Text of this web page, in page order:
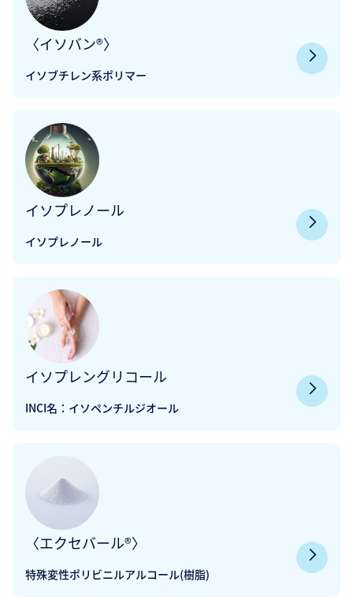
〈イソバン®〉
イソブチレン系ポリマー
イソプレノール
イソプレノール
イソプレングリコール
INCI名：イソペンチルジオール
〈エクセバール®〉
特殊変性ポリビニルアルコール(樹脂)